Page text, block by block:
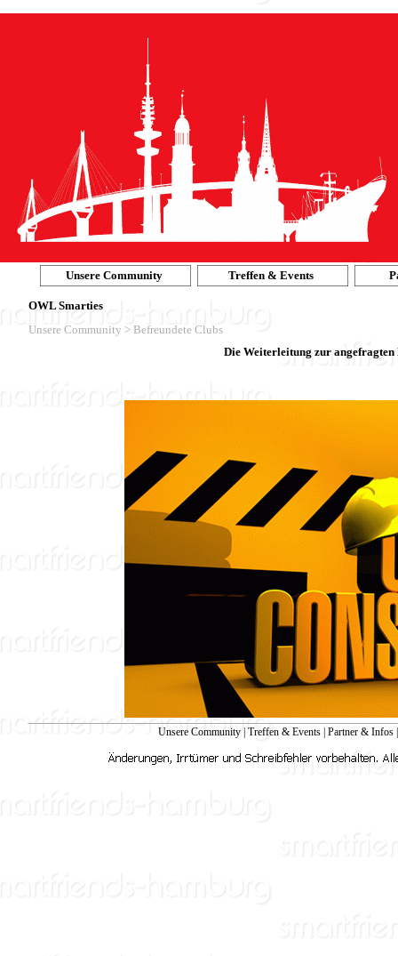
Unsere Community Treffen & Events
OWL Smarties
Unsere Community > Befreundete Clubs
Die Weiterleitung zur
Unsere Community| Treffen & Events| Partner & Infos